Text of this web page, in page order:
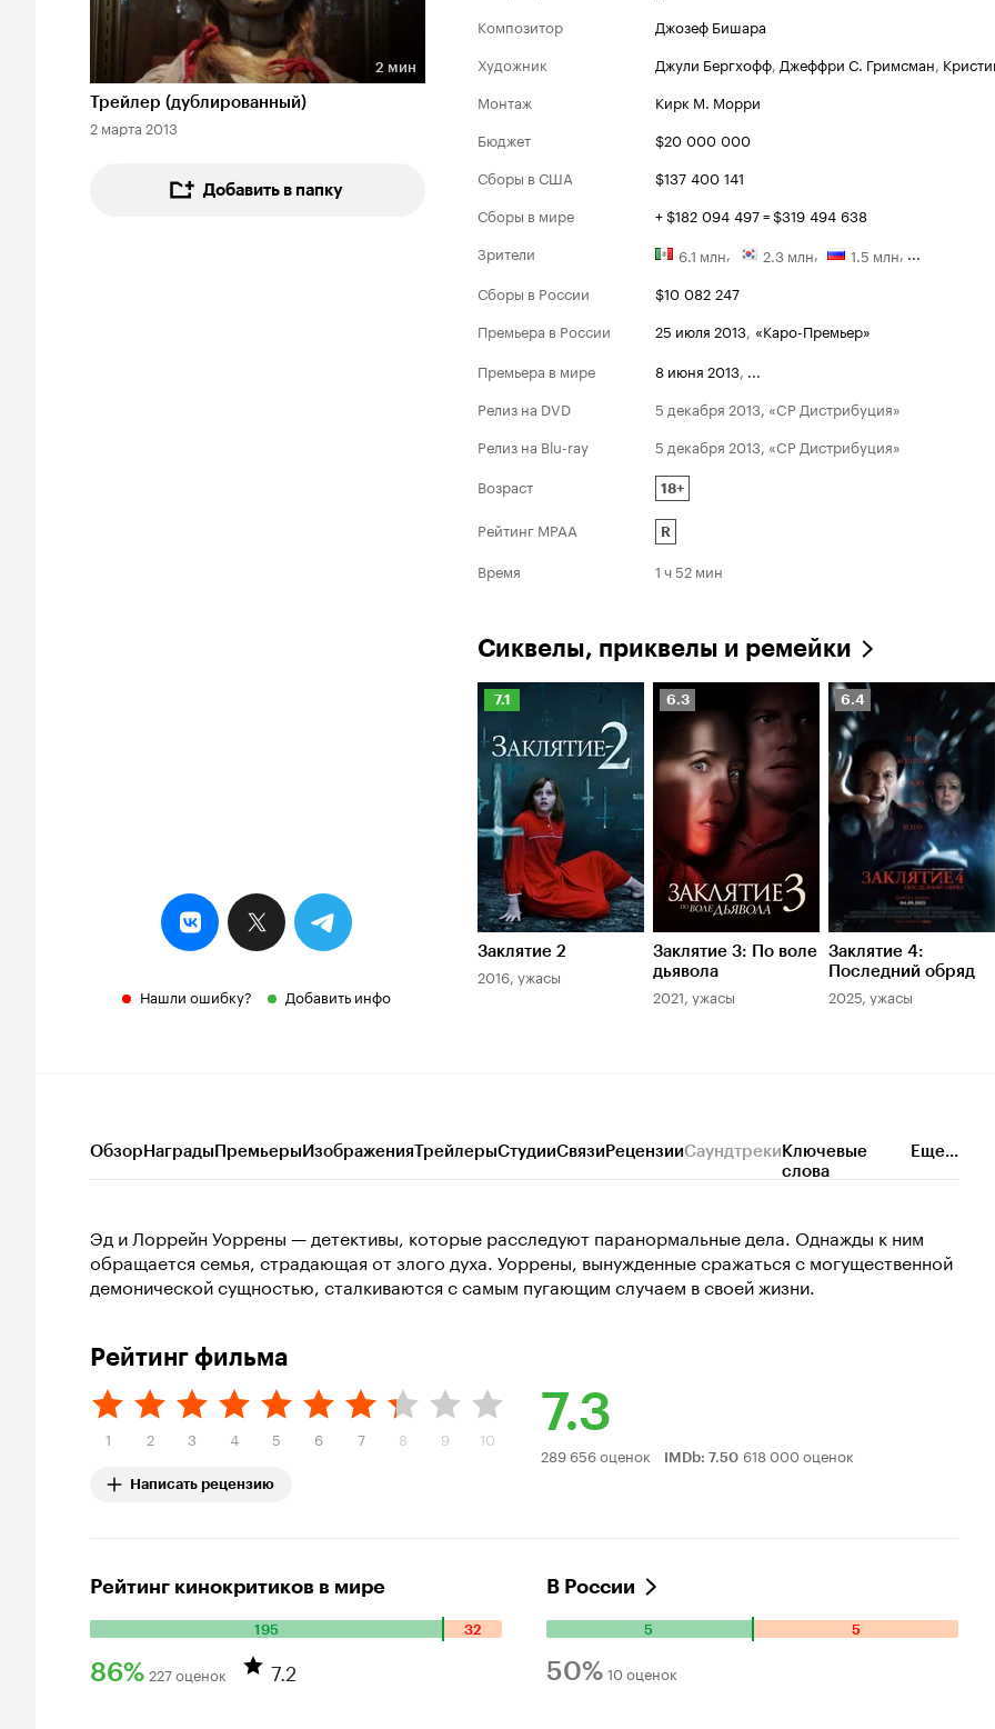
Длительность 2 мин
2 мин
Трейлер (дублированный)
2 марта 2013
Добавить в папку
Нашли ошибку? Добавить инфо
Композитор
Джозеф Бишара
Художник
Джули Бергхофф, Джеффри С. Гримсман,
Монтаж
Кирк М. Морри
Бюджет
$20 000 000
Сборы в США
$137 400 141
Сборы в мире
+ $182 094 497 = $319 494 638
Зрители
6.1 млн, 2.3 млн, 1.5 млн, ...
Сборы в России
$10 082 247
Премьера в России
25 июля 2013 «Каро-Премьер»
Премьера в мире
8 июня 2013, ...
Релиз на DVD
5 декабря 2013, «CP Дистрибуция»
Релиз на Blu-ray
5 декабря 2013, «CP Дистрибуция»
Возраст
18+
Рейтинг MPAA R
Время 1 ч 52 мин
2014
Сиквелы, приквелы и ремейки
Рейтинг
Кинопоиска
7.1
7.1
Заклятие 2
2016, ужасы
Рейтинг
Кинопоиска
6.3
Заклятие 3: По воле
дьявола
2021, ужасы
Рейтинг
Кинопоиска
6.4
6.4
Заклятие 4:
Последний обряд
2025, ужасы
ОбзорНаградыПремьерыИзображенияТрейлерыСтудииСвязиРецензииСаундтрекиКлючевые
слова
Еще...
Эд и Лоррейн Уоррены — детективы, которые расследуют паранормальные дела. Однажды к ним
обращается семья, страдающая от злого духа. Уоррены, вынужденные сражаться с могущественной
демонической сущностью, сталкиваются с самым пугающим случаем в своей жизни.
Рейтинг фильма
1 2 3 4 5 6 7 8 9 10
Написать рецензию
7.3
Рейтинг
7.3
289 656 оценок IMDb: 7.50 618 000 оценок
Рейтинг кинокритиков в мире
195 32
Количество
положительных
оценок:
86% 227 оценок 7.2
В России
5 5
Количество
положительных
оценок:
50% 10 оценок